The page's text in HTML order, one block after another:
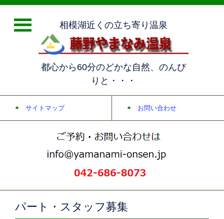
相模湖近くの立ち寄り温泉
都心から60分のどかな自然、のんび
りと・・・
サイトマップ お問い合わせ
パート・スタッフ募集